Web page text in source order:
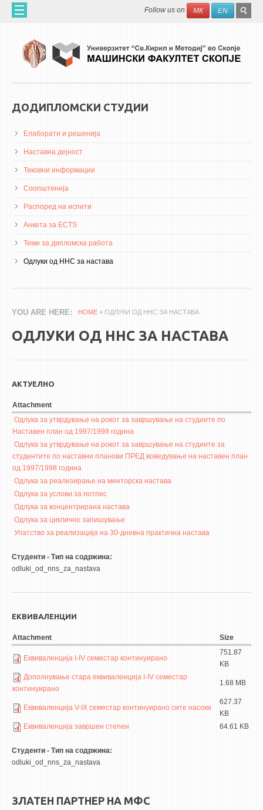
Skip to main content Search
Follow us on МК EN
ЗА НАС
60 ГОДИНИ МФ
ЗА ФАКУЛТЕТОТ
НАУЧНА ДЕЈНОСТ
МАШИНСКО ИНЖЕНЕРСТВО - НАУЧНО СПИСАНИЕ
АПЛИКАТИВНА ДЕЈНОСТ
МЕЃУНАРОДНА СОРАБОТКА
ERASMUS+
QIM-SEE
3DFindIT
AIR QUALITY MODELLING
АКТИ
АКТИ
ИНФОРМАЦИИ ОД ЈАВЕН КАРАКТЕР
АНКЕТИ И САМОЕВАЛУАЦИИ
ЗАВРШНИ СМЕТКИ
ТЕЛЕФОНСКИ ИМЕНИК
ALUMNI MFS
РЕДОВНИ ПРОФ.
ВОНРЕДНИ ПРОФ.
ДОЦЕНТИ
ЛАБОРАНТИ
IN MEMORIAM
СТУДИИ
II ЦИКЛУС - ПОСЛЕДИПЛОМСКИ
ДОДИПЛОМСКИ СТУДИИ
Елаборати и решенија
Наставна дејност
Тековни информации
Соопштенија
Распоред на испити
Анкета за ECTS
Теми за дипломска работа
Одлуки од ННС за настава
YOU ARE HERE HOME » ОДЛУКИ ОД ННС ЗА НАСТАВА
ОДЛУКИ ОД ННС ЗА НАСТАВА
АКТУЕЛНО
Attachment
Одлука за утврдување на рокот за завршување на студиите по
Наставен план од 1997/1998 година
Одлука за утврдување на рокот за завршување на студиите за
студентите по наставни планови ПРЕД воведување на наставен план
од 1997/1998 година
Одлука за реализирање на менторска настава
Одлука за услови за потпис
Одлука за концентрирана настава
Одлука за циклично запишување
Упатство за реализација на 30-дневна практична настава
Студенти - Тип на содржина:
odluki_od_nns_za_nastava
ЕКВИВАЛЕНЦИИ
Attachment Size
Еквиваленција I-IV семестар континуирано
751.87
KB
Дополнување стара еквиваленција I-IV семестар
континуирано
1.68 MB
Еквиваленција V-IX семестар континуирано сите насоки
627.37
KB
Еквиваленција завршен степен
64.61 KB
Студенти - Тип на содржина:
odluki_od_nns_za_nastava
ЗЛАТЕН ПАРТНЕР НА МФС